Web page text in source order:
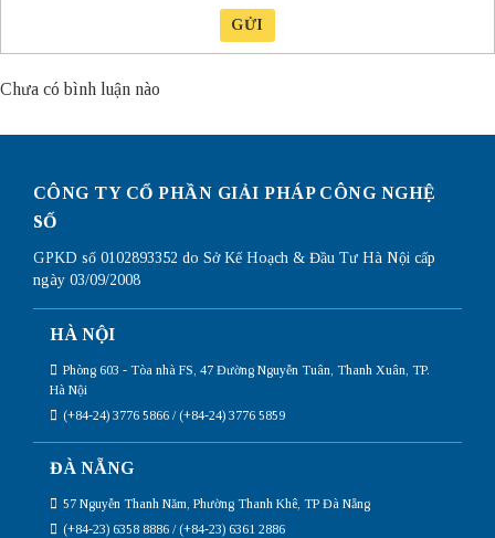
GỬI
Chưa có bình luận nào
CÔNG TY CỔ PHẦN GIẢI PHÁP CÔNG NGHỆ
SỐ
GPKD số 0102893352 do Sở Kế Hoạch & Đầu Tư Hà Nội cấp
ngày 03/09/2008
HÀ NỘI
Phòng 603 - Tòa nhà FS, 47 Đường Nguyễn Tuân, Thanh Xuân, TP.
Hà Nội
(+84-24) 3776 5866 / (+84-24) 3776 5859
ĐÀ NẴNG
57 Nguyễn Thanh Năm, Phường Thanh Khê, TP Đà Nẵng
(+84-23) 6358 8886 / (+84-23) 6361 2886